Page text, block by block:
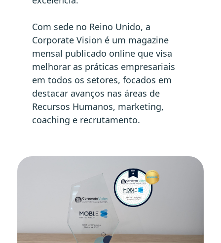
Com sede no Reino Unido, a
Corporate Vision é um magazine
mensal publicado online que visa
melhorar as práticas empresariais
em todos os setores, focados em
destacar avanços nas áreas de
Recursos Humanos, marketing,
coaching e recrutamento.